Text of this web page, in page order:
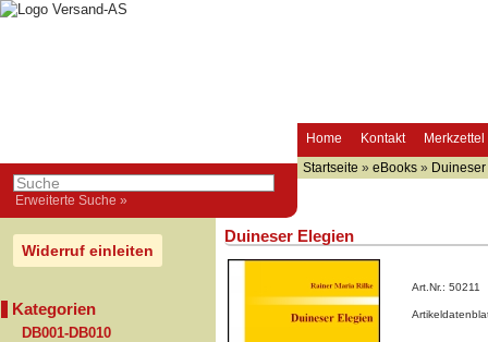
Home Kontakt Merkzettel
Erweiterte Suche »
Startseite » eBooks »
Widerruf einleiten
Kategorien
DB001-DB010
Duineser Elegien
Art.Nr.: 50211